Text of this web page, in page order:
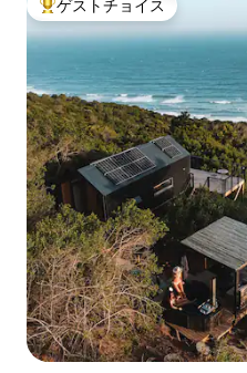
大好評のゲストチョイスです。
ゲストチョイス